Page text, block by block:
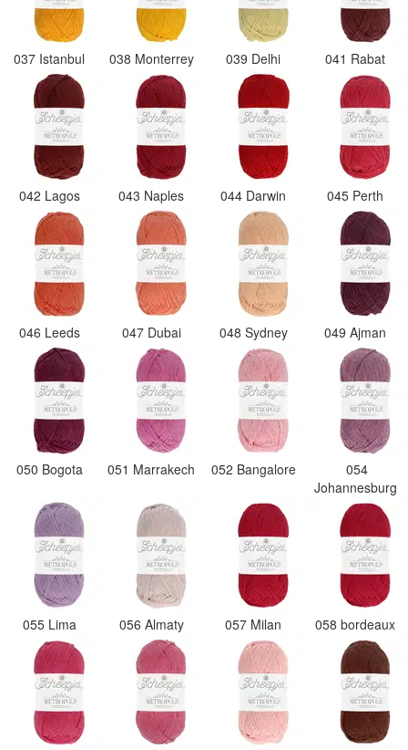
037 Istanbul 038 Monterrey 039 Delhi 041 Rabat
042 Lagos 043 Naples 044 Darwin 045 Perth
046 Leeds 047 Dubai 048 Sydney 049 Ajman
050 Bogota 051 Marrakech 052 Bangalore
054
Johannesburg
055 Lima 056 Almaty 057 Milan 058 bordeaux